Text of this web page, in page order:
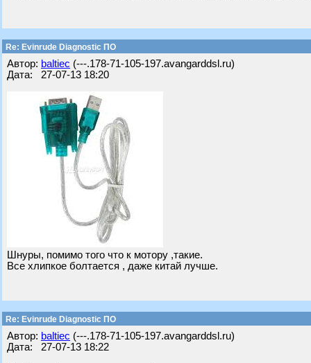
Re: Evinrude Diagnostic ПО
Автор: baltiec (---.178-71-105-197.avangarddsl.ru)
Дата: 27-07-13 18:20
Шнуры, помимо того что к мотору ,такие.
Все хлипкое болтается , даже китай лучше.
Re: Evinrude Diagnostic ПО
Автор: baltiec (---.178-71-105-197.avangarddsl.ru)
Дата: 27-07-13 18:22